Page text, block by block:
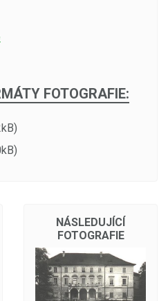
FOTOGRAFIE:
NÁSLEDUJÍCÍ
FOTOGRAFIE